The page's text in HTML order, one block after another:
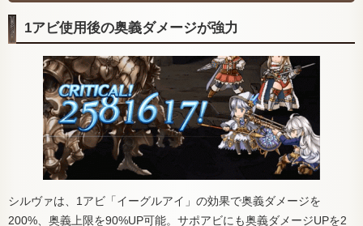
1アビ使用後の奥義ダメージが強力
シルヴァは、1アビ「イーグルアイ」の効果で奥義ダメージを
200%、奥義上限を90%UP可能。サポアビにも奥義ダメージUPを2